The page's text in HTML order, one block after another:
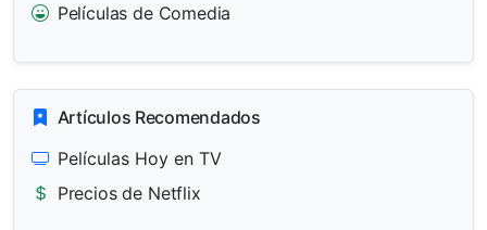
Películas de Comedia
Artículos Recomendados
Películas Hoy en TV
Precios de Netflix